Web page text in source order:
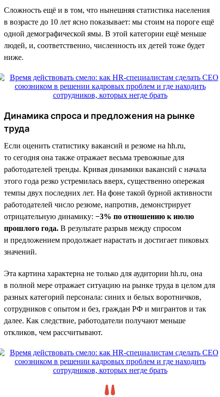
Сложность ещё и в том, что нынешняя статистика населения
в возрасте до 10 лет ясно показывает: мы стоим на пороге ещё
одной демографической ямы. В этой категории ещё меньше
людей, и, соответственно, численность их детей тоже будет
ниже.
Динамика спроса и предложения на рынке
труда
Если оценить статистику вакансий и резюме на hh.ru,
то сегодня она также отражает весьма тревожные для
работодателей тренды. Кривая динамики вакансий с начала
этого года резко устремилась вверх, существенно опережая
темпы двух последних лет. На фоне такой бурной активности
работодателей число резюме, напротив, демонстрирует
отрицательную динамику: −3% по отношению к июлю
прошлого года. В результате разрыв между спросом
и предложением продолжает нарастать и достигает пиковых
значений.
Эта картина характерна не только для аудитории hh.ru, она
в полной мере отражает ситуацию на рынке труда в целом для
разных категорий персонала: синих и белых воротничков,
сотрудников с опытом и без, граждан РФ и мигрантов и так
далее. Как следствие, работодатели получают меньше
откликов, чем рассчитывают.